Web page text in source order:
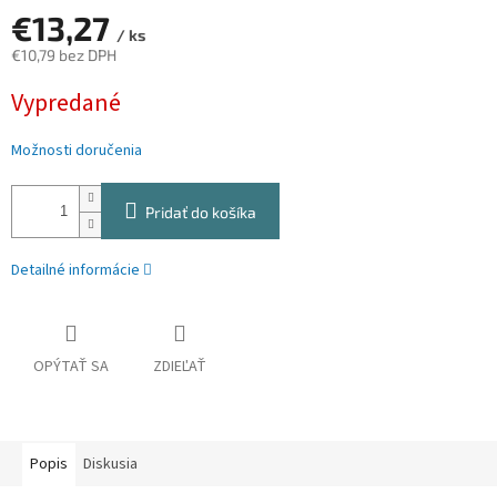
€13,27 / ks
€10,79 bez DPH
cena:
Vypredané
Možnosti doručenia
Pridať do košíka
Detailné informácie
OPÝTAŤ SA ZDIEĽAŤ
Popis Diskusia